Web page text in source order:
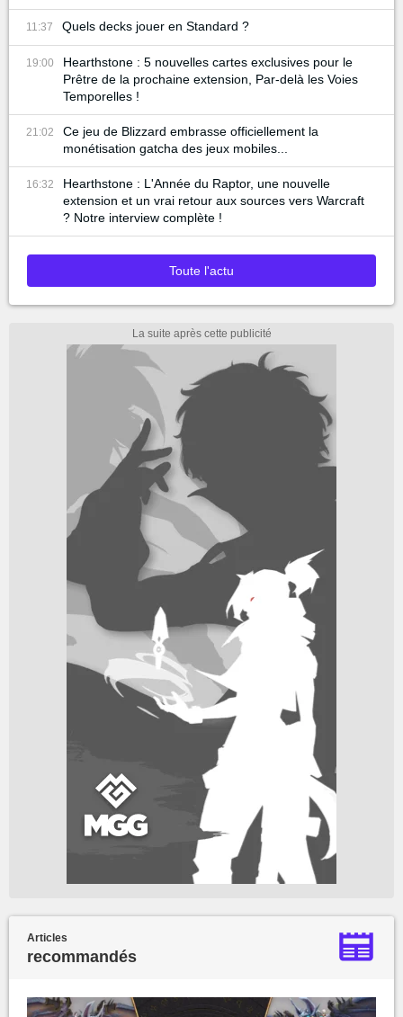
11:37 Quels decks jouer en Standard ?
19:00
Hearthstone : 5 nouvelles cartes exclusives pour le
Prêtre de la prochaine extension, Par-delà les Voies
Temporelles !
21:02
Ce jeu de Blizzard embrasse officiellement la
monétisation gatcha des jeux mobiles...
16:32
Hearthstone : L'Année du Raptor, une nouvelle
extension et un vrai retour aux sources vers Warcraft
? Notre interview complète !
Toute l'actu
Articles
recommandés